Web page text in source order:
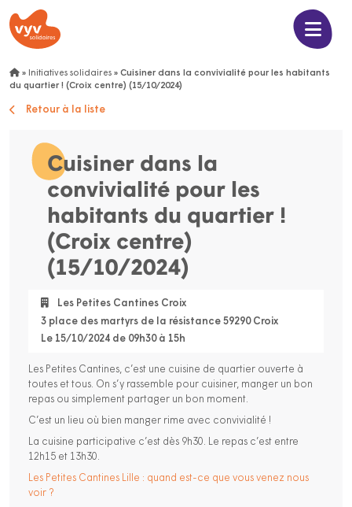
» Initiatives solidaires » Cuisiner dans la convivialité pour les habitants
du quartier ! (Croix centre) (15/10/2024)
Retour à la liste
Cuisiner dans la
convivialité pour les
habitants du quartier !
(Croix centre)
(15/10/2024)
Les Petites Cantines Croix
3 place des martyrs de la résistance 59290 Croix
Le 15/10/2024 de 09h30 à 15h
Les Petites Cantines, c’est une cuisine de quartier ouverte à
toutes et tous. On s’y rassemble pour cuisiner, manger un bon
repas ou simplement partager un bon moment.
C’est un lieu où bien manger rime avec convivialité !
La cuisine participative c’est dès 9h30. Le repas c’est entre
12h15 et 13h30.
Les Petites Cantines Lille : quand est-ce que vous venez nous
voir ?